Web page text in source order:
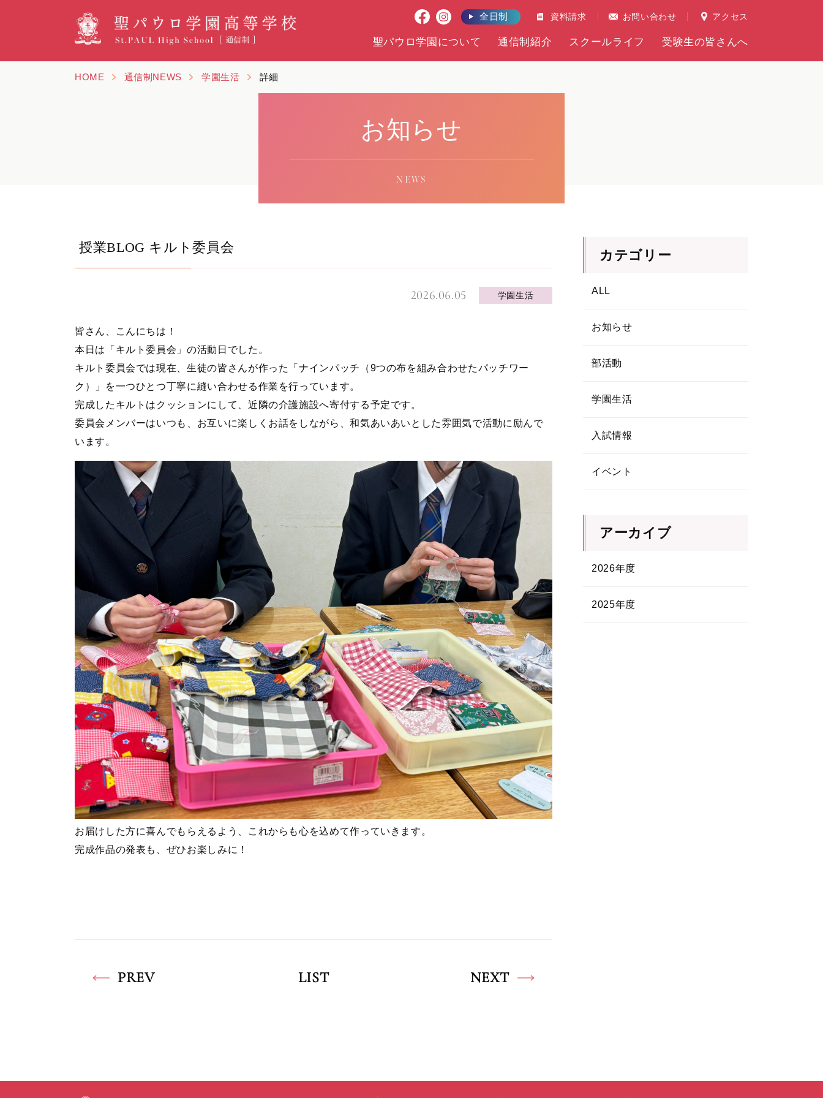
聖パウロ学園について 通信制紹介 スクールライフ 受験生の皆さんへ
資料請求 お問い合わせ アクセス
全日制
HOME 通信制NEWS 学園生活 詳細
お知らせ
NEWS
授業BLOG キルト委員会
2026.06.05 学園生活
皆さん、こんにちは！
本日は「キルト委員会」の活動日でした。
キルト委員会では現在、生徒の皆さんが作った「ナインパッチ（9つの布を組み合わせたパッチワー
ク）」を一つひとつ丁寧に縫い合わせる作業を行っています。
完成したキルトはクッションにして、近隣の介護施設へ寄付する予定です。
委員会メンバーはいつも、お互いに楽しくお話をしながら、和気あいあいとした雰囲気で活動に励んで
います。
お届けした方に喜んでもらえるよう、これからも心を込めて作っていきます。
完成作品の発表も、ぜひお楽しみに！
PREV LIST NEXT
カテゴリー
ALL
お知らせ
部活動
学園生活
入試情報
イベント
アーカイブ
2026年度
2025年度